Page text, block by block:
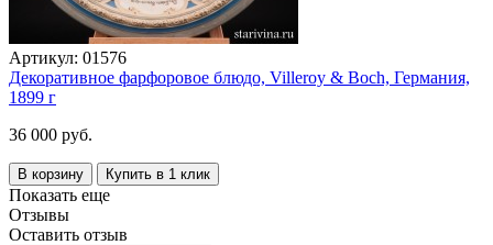
Артикул: 01576
Декоративное фарфоровое блюдо, Villeroy & Boch, Германия,
1899 г
36 000 руб.
В корзину Купить в 1 клик
Показать еще
Отзывы
Оставить отзыв